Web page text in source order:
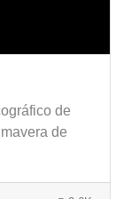
de
de